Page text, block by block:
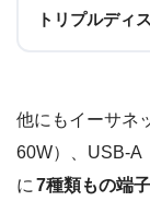
トリプルディ
他にもイーサネ
60W）、USB-A
に 7種類もの端